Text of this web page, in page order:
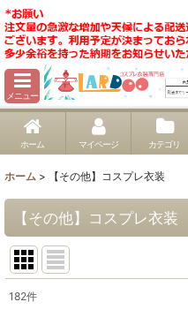
メニュー
ホーム マイページ カテゴリ
ホーム > 【その他】コスプレ衣装
【その他】コスプレ衣装
182件